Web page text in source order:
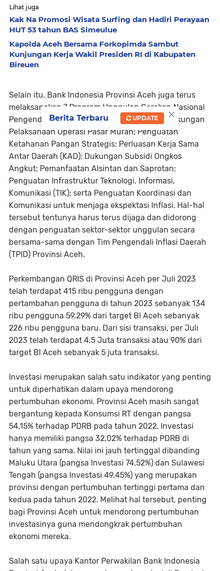
Lihat juga
Kak Na Promosi Wisata Surfing dan Hadiri Perayaan
HUT 53 tahun BAS Simeulue
Kapolda Aceh Bersama Forkopimda Sambut
Kunjungan Kerja Wakil Presiden RI di Kabupaten
Bireuen
Selain itu, Bank Indonesia Provinsi Aceh juga terus
melaksanakan 7 Program Unggulan Gerakan Nasional
Pengendalian Inflasi Pangan (GNPIP) yaitu Dukungan
Pelaksanaan Operasi Pasar Murah; Penguatan
Ketahanan Pangan Strategis; Perluasan Kerja Sama
Antar Daerah (KAD); Dukungan Subsidi Ongkos
Angkut; Pemanfaatan Alsintan dan Saprotan;
Penguatan Infrastruktur Teknologi, Informasi,
Komunikasi (TIK); serta Penguatan Koordinasi dan
Komunikasi untuk menjaga ekspektasi Inflasi. Hal-hal
tersebut tentunya harus terus dijaga dan didorong
dengan penguatan sektor-sektor unggulan secara
bersama-sama dengan Tim Pengendali Inflasi Daerah
(TPID) Provinsi Aceh.
Perkembangan QRIS di Provinsi Aceh per Juli 2023
telah terdapat 415 ribu pengguna dengan
pertambahan pengguna di tahun 2023 sebanyak 134
ribu pengguna 59,29% dari target BI Aceh sebanyak
226 ribu pengguna baru. Dari sisi transaksi, per Juli
2023 telah terdapat 4,5 Juta transaksi atau 90% dari
target BI Aceh sebanyak 5 juta transaksi.
Investasi merupakan salah satu indikator yang penting
untuk diperhatikan dalam upaya mendorong
pertumbuhan ekonomi. Provinsi Aceh masih sangat
bergantung kepada Konsumsi RT dengan pangsa
54,15% terhadap PDRB pada tahun 2022. Investasi
hanya memiliki pangsa 32,02% terhadap PDRB di
tahun yang sama. Nilai ini jauh tertinggal dibanding
Maluku Utara (pangsa Investasi 74,52%) dan Sulawesi
Tengah (pangsa Investasi 49,45%) yang merupakan
provinsi dengan pertumbuhan tertinggi pertama dan
kedua pada tahun 2022. Melihat hal tersebut, penting
bagi Provinsi Aceh untuk mendorong pertumbuhan
investasinya guna mendongkrak pertumbuhan
ekonomi mereka.
Salah satu upaya Kantor Perwakilan Bank Indonesia
×
Berita Terbaru UPDATE